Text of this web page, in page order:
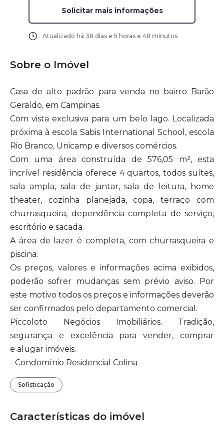
Solicitar mais informações
Atualizado há 38 dias e 5 horas e 48 minutos
Sobre o Imóvel
Casa de alto padrão para venda no bairro Barão
Geraldo, em Campinas.
Com vista exclusiva para um belo lago. Localizada
próxima à escola Sabis International School, escola
Rio Branco, Unicamp e diversos comércios.
Com uma área construída de 576,05 m², esta
incrível residência oferece 4 quartos, todos suítes,
sala ampla, sala de jantar, sala de leitura, home
theater, cozinha planejada, copa, terraço com
churrasqueira, dependência completa de serviço,
escritório e sacada.
A área de lazer é completa, com churrasqueira e
piscina.
Os preços, valores e informações acima exibidos,
poderão sofrer mudanças sem prévio aviso. Por
este motivo todos os preços e informações deverão
ser confirmados pelo departamento comercial.
Piccoloto Negócios Imobiliários. Tradição,
segurança e excelência para vender, comprar
e alugar imóveis.
- Condomínio Residencial Colina
Sofisticação
Características do imóvel